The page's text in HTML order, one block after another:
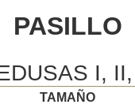
PASILLO
I,
TAMAÑO